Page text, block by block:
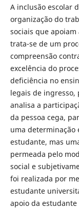
A inclusão escolar
organização do
sociais que apoiam
trata-se de um
compreensão
excelência do
deficiência no
legais de ingresso,
analisa a
da pessoa cega,
uma determinação
estudante, mas
permeada pelo
social e
foi realizada por
estudante
apoio da